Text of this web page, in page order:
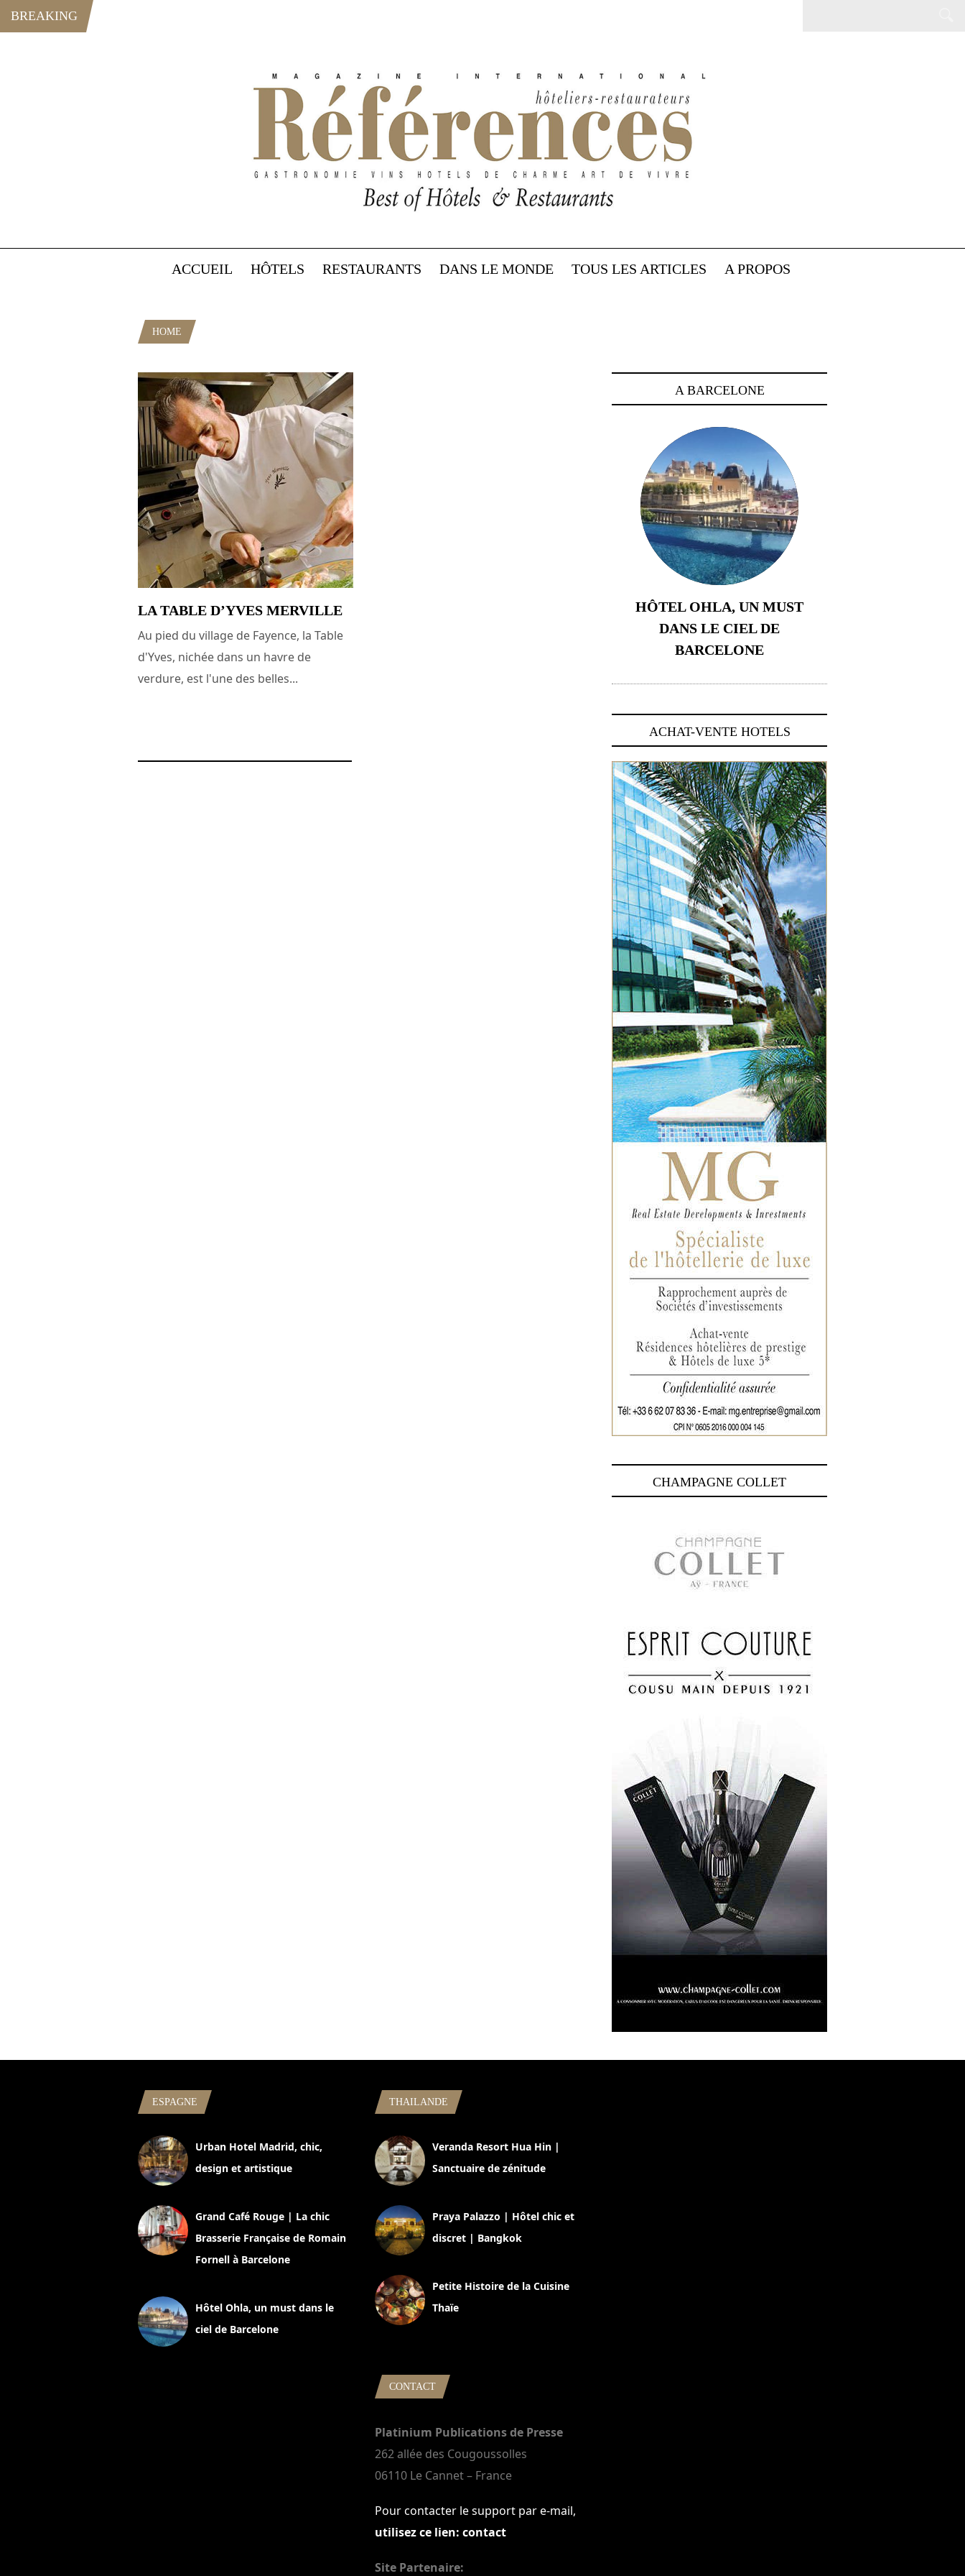
BREAKING
ACCUEIL HÔTELS RESTAURANTS DANS LE MONDE TOUS LES ARTICLES A PROPOS
HOME
LA TABLE D’YVES MERVILLE
Au pied du village de Fayence, la Table
d'Yves, nichée dans un havre de
verdure, est l'une des belles...
A BARCELONE
HÔTEL OHLA, UN MUST
DANS LE CIEL DE
BARCELONE
ACHAT-VENTE HOTELS
CHAMPAGNE COLLET
ESPAGNE
Urban Hotel Madrid, chic,
design et artistique
Grand Café Rouge | La chic
Brasserie Française de Romain
Fornell à Barcelone
Hôtel Ohla, un must dans le
ciel de Barcelone
THAILANDE
Veranda Resort Hua Hin |
Sanctuaire de zénitude
Praya Palazzo | Hôtel chic et
discret | Bangkok
Petite Histoire de la Cuisine
Thaïe
CONTACT
Platinium Publications de Presse
262 allée des Cougoussolles
06110 Le Cannet – France
Pour contacter le support par e-mail,
utilisez ce lien: contact
Site Partenaire: